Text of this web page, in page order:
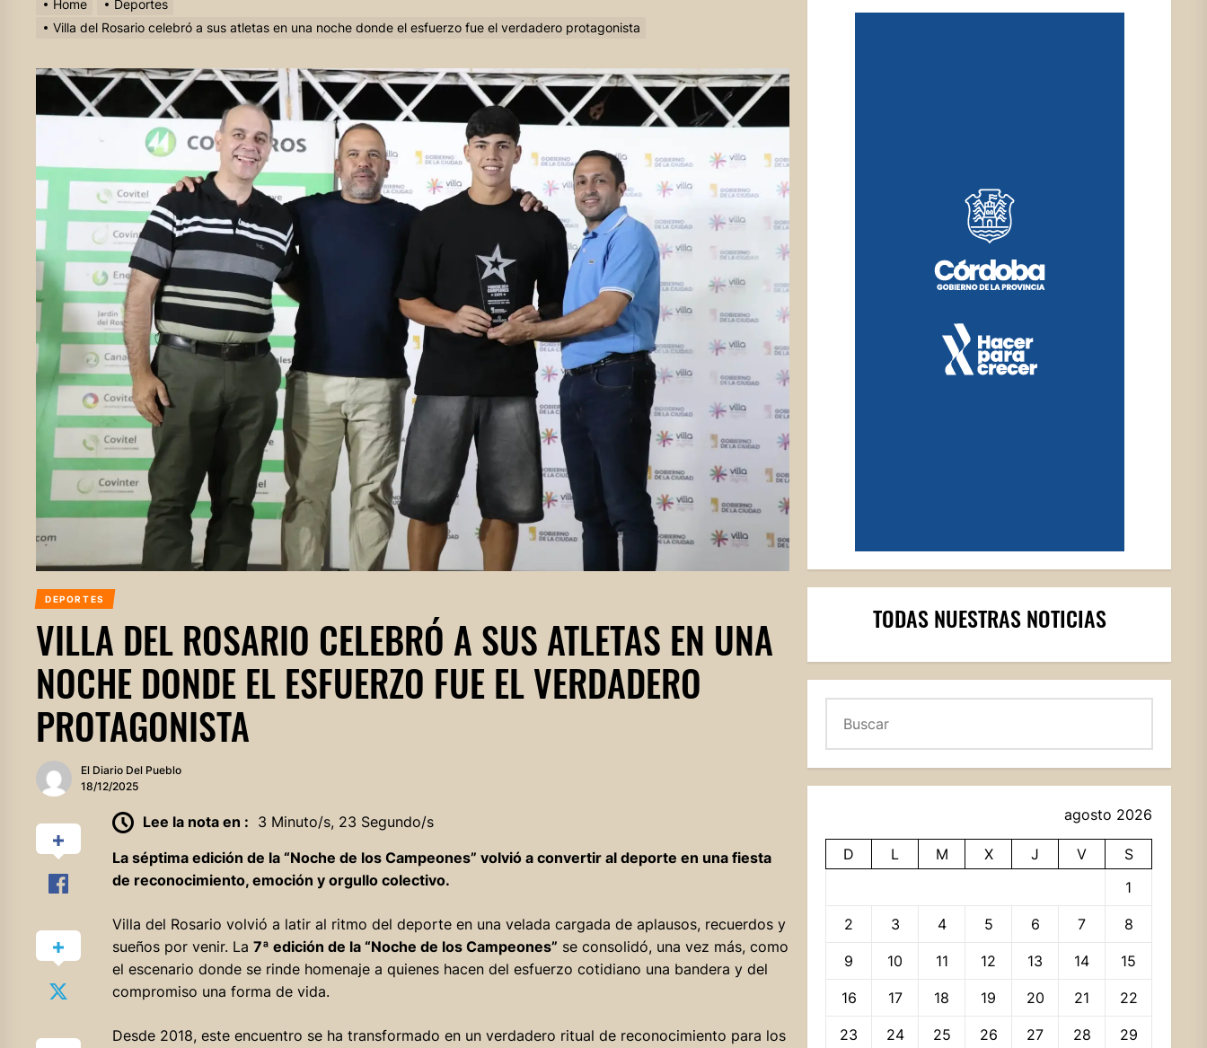
Home
Deportes
Villa del Rosario celebró a sus atletas en una noche donde el esfuerzo fue el verdadero protagonista
DEPORTES
VILLA DEL ROSARIO CELEBRÓ A SUS ATLETAS EN UNA
NOCHE DONDE EL ESFUERZO FUE EL VERDADERO
PROTAGONISTA
El Diario Del Pueblo
18/12/2025
Lee la nota en : 3 Minuto/s, 23 Segundo/s
La séptima edición de la “Noche de los Campeones” volvió a convertir al deporte en una fiesta
de reconocimiento, emoción y orgullo colectivo.
Villa del Rosario volvió a latir al ritmo del deporte en una velada cargada de aplausos, recuerdos y
sueños por venir. La 7ª edición de la “Noche de los Campeones” se consolidó, una vez más, como
el escenario donde se rinde homenaje a quienes hacen del esfuerzo cotidiano una bandera y del
compromiso una forma de vida.
Desde 2018, este encuentro se ha transformado en un verdadero ritual de reconocimiento para los
TODAS NUESTRAS NOTICIAS
agosto 2026
D L M X J V
S
1
2 3 4 5 6 7 8
9 10 11 12 13 14 15
16 17 18 19 20 21 22
23 24 25 26 27 28 29